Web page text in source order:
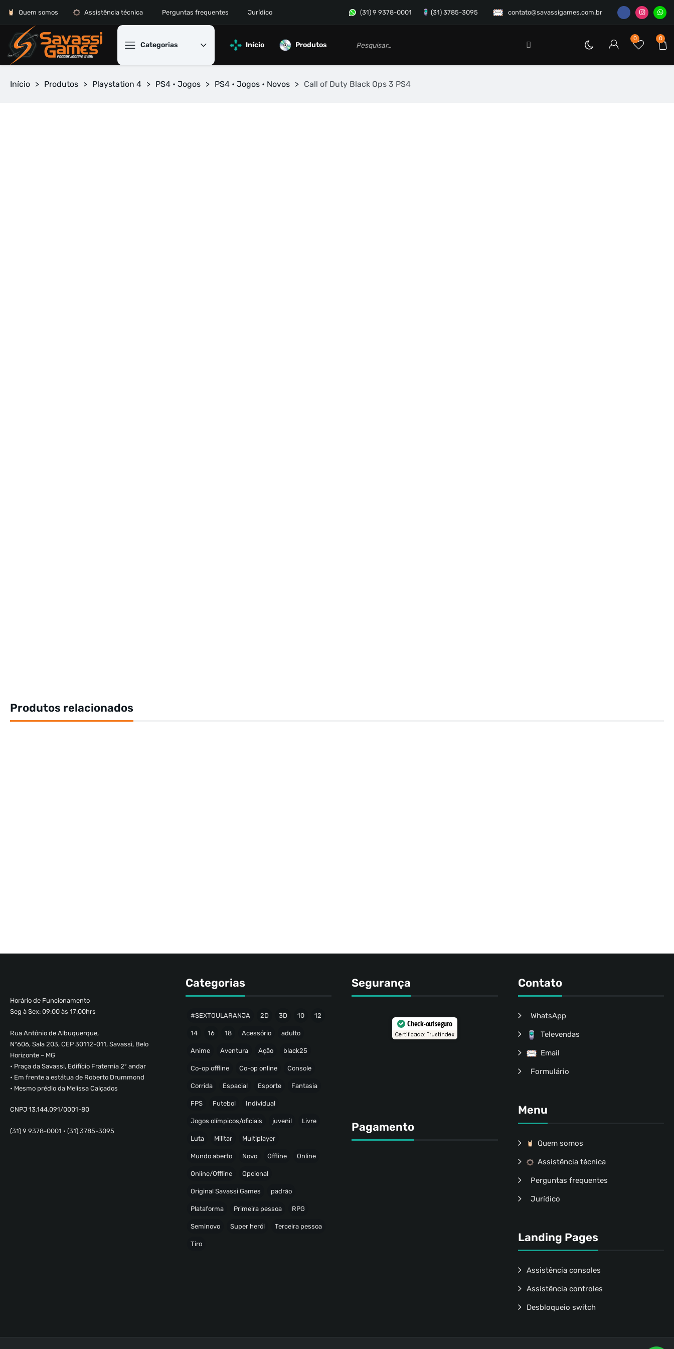
contato@savassigames.com.br
(31) 9 9378-0001 (31) 3785-3095
Quem somos Assistência técnica Perguntas frequentes Jurídico
Categorias
0
0
Início Produtos
Início > Produtos > Playstation 4 > PS4 • Jogos > PS4 • Jogos • Novos > Call of Duty Black Ops 3 PS4
Produtos relacionados
Horário de Funcionamento
Seg à Sex: 09:00 às 17:00hrs
Rua Antônio de Albuquerque,
Nº606, Sala 203, CEP 30112-011, Savassi, Belo
Horizonte – MG
• Praça da Savassi, Edifício Fraternia 2º andar
• Em frente a estátua de Roberto Drummond
• Mesmo prédio da Melissa Calçados
CNPJ 13.144.091/0001-80
(31) 9 9378-0001 • (31) 3785-3095
Categorias
#SEXTOULARANJA 2D 3D 10 12
14 16 18 Acessório adulto
Anime Aventura Ação black25
Co-op offline Co-op online Console
Corrida Espacial Esporte Fantasia
FPS Futebol Individual
Jogos olímpicos/oficiais juvenil Livre
Luta Militar Multiplayer
Mundo aberto Novo Offline Online
Online/Offline Opcional
Original Savassi Games padrão
Plataforma Primeira pessoa RPG
Seminovo Super herói Terceira pessoa
Tiro
Segurança
Check-out seguro
Certificado: Trustindex
Pagamento
Contato
WhatsApp
Televendas
Email
Formulário
Menu
Quem somos
Assistência técnica
Perguntas frequentes
Jurídico
Landing Pages
Assistência consoles
Assistência controles
Desbloqueio switch